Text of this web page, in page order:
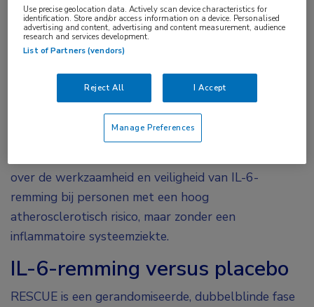
Lancet, zullen in een grootschalige studie de
cardiovasculaire effecten van ziltivekimab bij
patiënten met een chronische nierziekte,
manifeste hart- en vaatziekten geëvalueerd
worden.
Interleukine-6 (IL-6) blijkt bij atherotrombose een
over de werkzaamheid en veiligheid van IL-6-
remming bij personen met een hoog
atherosclerotisch risico, maar zonder een
inflammatoire systeemziekte.
IL-6-remming versus placebo
RESCUE is een gerandomiseerde, dubbelblinde fase
Use precise geolocation data. Actively scan device characteristics for
identification. Store and/or access information on a device. Personalised
advertising and content, advertising and content measurement, audience
research and services development.
List of Partners (vendors)
Reject All I Accept
Manage Preferences